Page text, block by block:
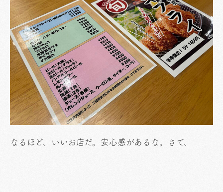
なるほど、いいお店だ。安心感があるな。さて、